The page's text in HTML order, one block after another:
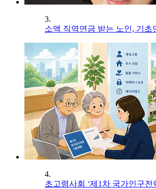
3.
소액 직역연금 받는 노인, 기초
4.
초고령사회 ‘제1차 국가인구전